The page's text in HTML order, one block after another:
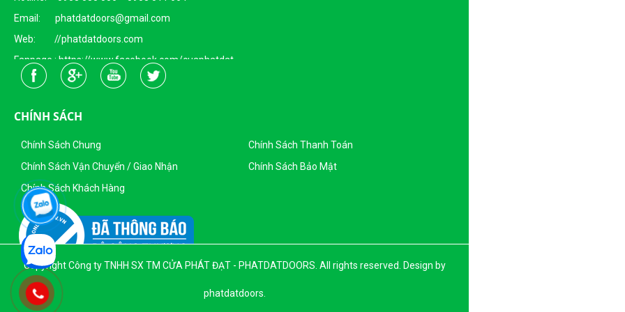
Email: phatdatdoors@gmail.com
Web: //phatdatdoors.com
Fanpage : https://www.facebook.com/cuaphatdat
Người Đại Diện Pháp Luật: Bà Đặng Thị Thu Trang - Giám Đốc
Ngày Cấp: 16/04/2015
Nơi Cấp: Sở KHĐT Thành Phố Hồ Chí Minh
Sản Phẩm Của Công Ty TNHH SX - TM CỬA PHÁT ĐẠT
CHÍNH SÁCH
Chính Sách Chung
Chính Sách Thanh Toán
Chính Sách Vận Chuyển / Giao Nhận
Chính Sách Bảo Mật
Chính Sách Khách Hàng
Copyright Công ty TNHH SX TM CỬA PHÁT ĐẠT - PHATDATDOORS. All rights reserved. Design by
phatdatdoors.